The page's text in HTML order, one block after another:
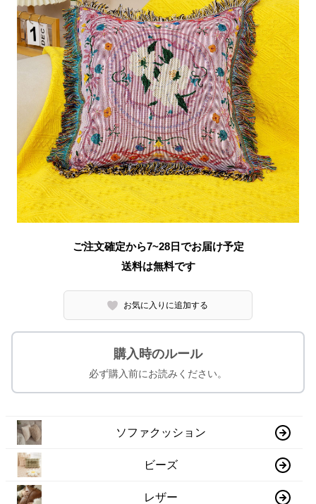
ご注文確定から7~28日でお届け予定
送料は無料です
お気に入りに追加する
購入時のルール
必ず購入前にお読みください。
ソファクッション
ビーズ
レザー